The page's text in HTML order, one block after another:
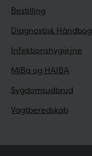
Bestilling
Diagnostisk Håndbog
Infektionshygiejne
MiBa og HAIBA
Sygdomsudbrud
Vagtberedskab